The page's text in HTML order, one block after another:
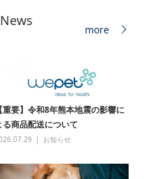
more
【重要】令和8年熊本地震の影響に
る商品配送について
お知らせ